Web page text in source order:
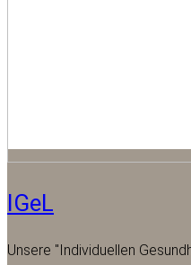
IGeL
Unsere "Individuellen